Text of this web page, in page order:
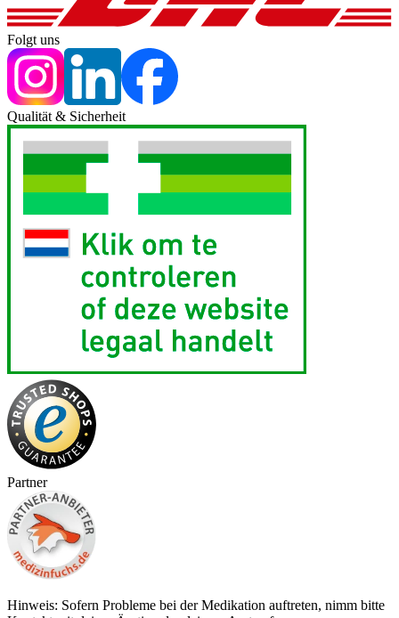
Folgt uns
Qualität & Sicherheit
Partner
Hinweis: Sofern Probleme bei der Medikation auftreten, nimm bitte